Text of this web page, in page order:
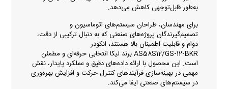
به‌طور قابل‌توجهی کاهش می‌دهد.
برای مهندسان، طراحان سیستم‌های اتوماسیون و
تصمیم‌گیرندگان پروژه‌های صنعتی که به دنبال ترکیبی از دقت،
دوام و قابلیت اطمینان بالا هستند، انکودر
AS58S12/GS‑12‑BKR برند لیکا انتخابی حرفه‌ای و مطمئن
است. این محصول با ارائه داده‌های دقیق و عملکرد پایدار، نقش
مهمی در بهینه‌سازی فرآیندهای کنترل حرکت و افزایش بهره‌وری
در سیستم‌های صنعتی ایفا می‌کند.